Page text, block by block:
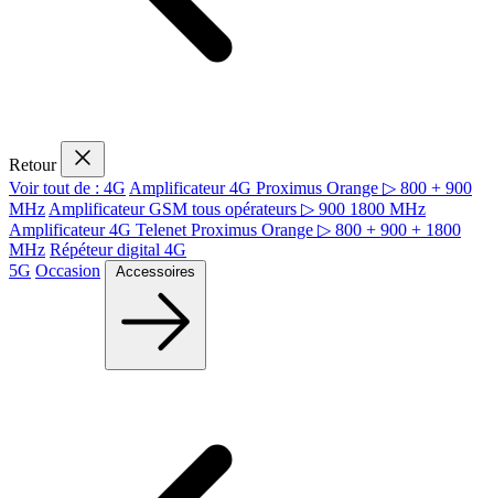
Retour
Voir tout de : 4G Amplificateur 4G Proximus Orange ▷ 800 + 900
MHz Amplificateur GSM tous opérateurs ▷ 900 1800 MHz
Amplificateur 4G Telenet Proximus Orange ▷ 800 + 900 + 1800
MHz Répéteur digital 4G
5G Occasion Accessoires